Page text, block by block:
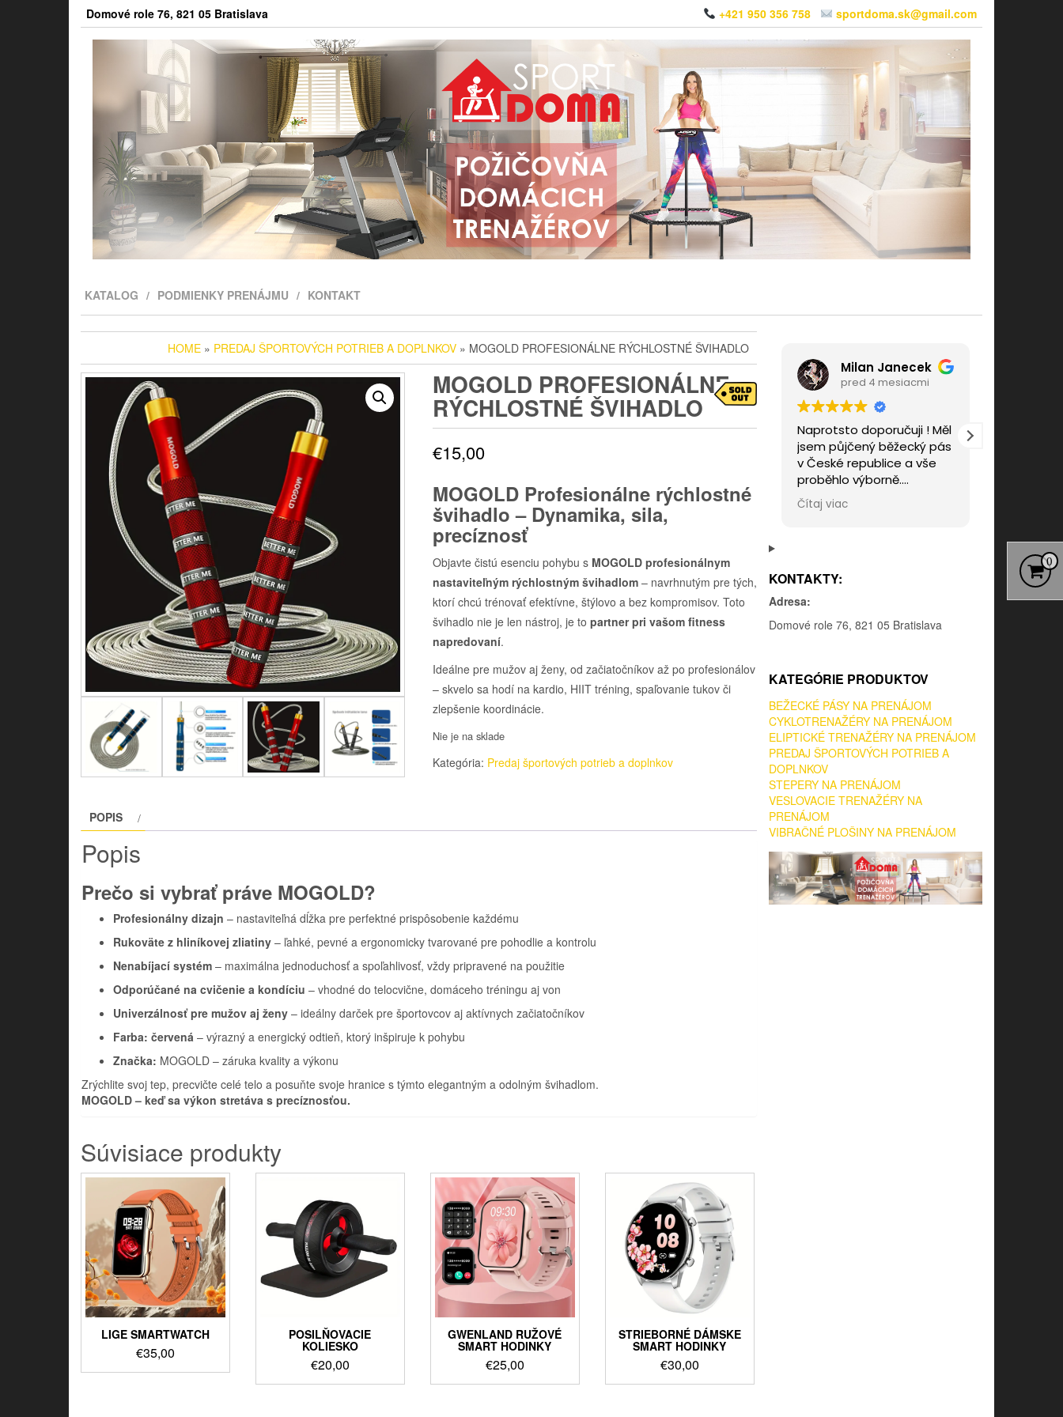
Domové role 76, 821 05 Bratislava +421 950 356 758 sportdoma.sk@gmail.com
KATALOG PODMIENKY PRENÁJMU KONTAKT
HOME » PREDAJ ŠPORTOVÝCH POTRIEB A DOPLNKOV » MOGOLD PROFESIONÁLNE RÝCHLOSTNÉ ŠVIHADLO
MOGOLD PROFESIONÁLNE
RÝCHLOSTNÉ ŠVIHADLO
€15,00
MOGOLD Profesionálne rýchlostné
švihadlo – Dynamika, sila,
precíznosť
Objavte čistú esenciu pohybu s MOGOLD profesionálnym
nastaviteľným rýchlostným švihadlom– navrhnutým pre tých,
ktorí chcú trénovať efektívne, štýlovo a bez kompromisov. Toto
švihadlo nie je len nástroj, je to partner pri vašom fitness
napredovaní.
Ideálne pre mužov aj ženy, od začiatočníkov až po profesionálov
– skvelo sa hodí na kardio, HIIT tréning, spaľovanie tukov či
zlepšenie koordinácie.
Nie je na sklade
Kategória: Predaj športových potrieb a doplnkov
POPIS
Popis
Prečo si vybrať práve MOGOLD?
Profesionálny dizajn – nastaviteľná dĺžka pre perfektné prispôsobenie každému
Rukoväte z hliníkovej zliatiny – ľahké, pevné a ergonomicky tvarované pre pohodlie a kontrolu
Nenabíjací systém – maximálna jednoduchosť a spoľahlivosť, vždy pripravené na použitie
Odporúčané na cvičenie a kondíciu – vhodné do telocvične, domáceho tréningu aj von
Univerzálnosť pre mužov aj ženy – ideálny darček pre športovcov aj aktívnych začiatočníkov
Farba: červená – výrazný a energický odtieň, ktorý inšpiruje k pohybu
Značka: MOGOLD – záruka kvality a výkonu
Zrýchlite svoj tep, precvičte celé telo a posuňte svoje hranice s týmto elegantným a odolným švihadlom.
MOGOLD – keď sa výkon stretáva s precíznosťou.
Súvisiace produkty
LIGE SMARTWATCH
€35,00
POSILŇOVACIE
KOLIESKO
€20,00
GWENLAND RUŽOVÉ
SMART HODINKY
€25,00
STRIEBORNÉ DÁMSKE
SMART HODINKY
€30,00
Milan Janecek
pred 4 mesiacmi
Naprotsto doporučuji ! Měl
jsem půjčený běžecký pás
v České republice a vše
proběhlo výborně.
Perfektní komunikace,
férová dohoda a skvělý
Čítaj viac
KONTAKTY:
Adresa:
Domové role 76, 821 05 Bratislava
KATEGÓRIE PRODUKTOV
BEŽECKÉ PÁSY NA PRENÁJOM
CYKLOTRENAŽÉRY NA PRENÁJOM
ELIPTICKÉ TRENAŽÉRY NA PRENÁJOM
PREDAJ ŠPORTOVÝCH POTRIEB A
DOPLNKOV
STEPERY NA PRENÁJOM
VESLOVACIE TRENAŽÉRY NA
PRENÁJOM
VIBRAČNÉ PLOŠINY NA PRENÁJOM
0